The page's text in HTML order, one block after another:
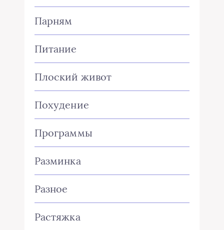
Парням
Питание
Плоский живот
Похудение
Программы
Разминка
Разное
Растяжка